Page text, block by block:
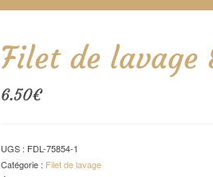
Filet de lavage
6.50€
UGS : FDL-75854-1
Catégorie : Filet de lavage